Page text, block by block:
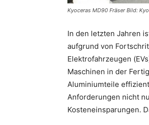
Kyoceras MD90 Fräser Bild:
In den letzten Jahren
aufgrund von
Elektrofahrzeugen
Maschinen in der
Aluminiumteile
Anforderungen nicht
Kosteneinsparungen.